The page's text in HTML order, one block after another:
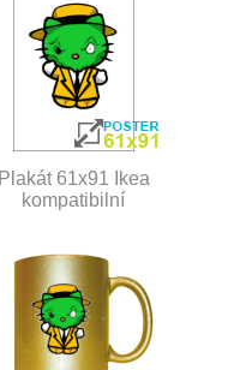
Plakát 61x91 Ikea
kompatibilní